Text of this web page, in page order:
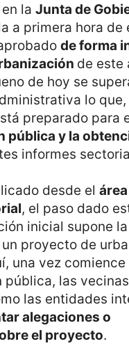
la Junta de
a primera hora de
de forma
de este
de hoy se
lo que,
preparado para
pública y la
informes
desde el
, el paso dado
inicial supone
proyecto de
una vez
pública, las
las entidades
alegaciones o
el proyecto.